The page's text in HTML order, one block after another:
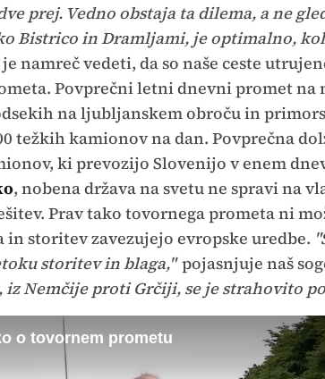
prej. Vedno obstaja ta dilema, a ne
Bistrico in Dramljami, je optimalno,
namreč vedeti, da so naše ceste
Povprečni letni dnevni promet
na ljubljanskem obroču in
težkih kamionov na dan. Povprečna
ki prevozijo Slovenijo v enem
, nobena država na svetu ne spravi na
Prav tako tovornega prometa ni
in storitev zavezujejo evropske uredbe.
storitev in blaga,"pojasnjuje naš
iz Nemčije proti Grčiji, se je strahovito
o tovornem prometu